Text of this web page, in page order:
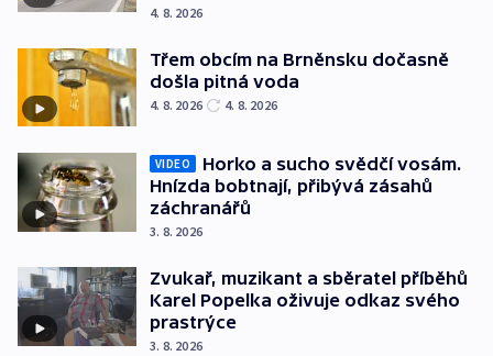
4. 8. 2026
Třem obcím na Brněnsku dočasně
došla pitná voda
4. 8. 2026 4. 8. 2026
VIDEO
Horko a sucho svědčí vosám.
Hnízda bobtnají, přibývá zásahů
záchranářů
3. 8. 2026
Zvukař, muzikant a sběratel příběhů
Karel Popelka oživuje odkaz svého
prastrýce
3. 8. 2026